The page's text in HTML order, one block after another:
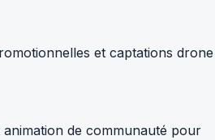
et captations drone
animation de communauté pour